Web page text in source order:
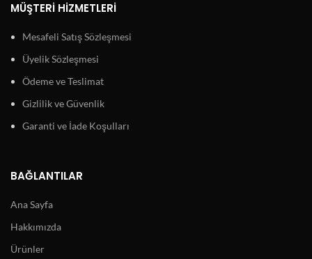
MÜŞTERI HIZMETLERI
Mesafeli Satış Sözleşmesi
Üyelik Sözleşmesi
Ödeme ve Teslimat
Gizlilik ve Güvenlik
Garanti ve İade Koşulları
BAĞLANTILAR
Ana Sayfa
Hakkımızda
Ürünler